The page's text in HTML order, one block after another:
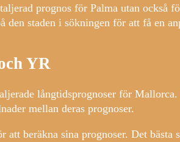
prognos för Palma utan också
den staden i sökningen för att få en
YR
långtidsprognoser för
mellan deras prognoser.
beräkna sina prognoser. Det bästa